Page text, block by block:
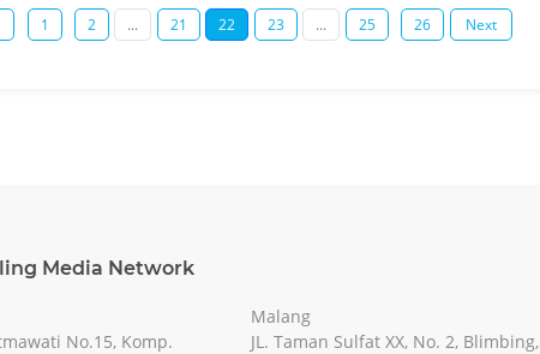
1 2 ... 21 22 23 ... 25 26 Next
Media Network
No.15, Komp.
Malang
JL. Taman Sulfat XX, No. 2, Blimbing,